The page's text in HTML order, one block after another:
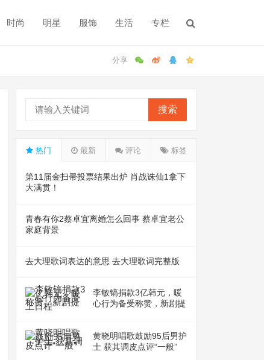
时尚 明星 服饰 生活 专栏
搜索
热门 最新 评论 标签
第11届金扫帚投票结果出炉 肖战诛仙1拿下
大满贯！
青春有你2蔡卓宜离婚怎么回事 蔡卓宜老公
家庭背景
去大理歌词表达的意思 去大理歌词完整版
李敏镐捐款3亿韩元，暖
心行为备受称赞，新剧提
黄晓明唱歌鼓励95后男护
士 获其调皮点评“一般”